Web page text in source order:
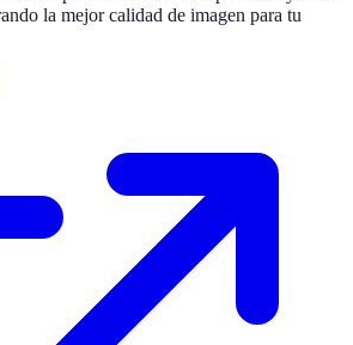
la mejor calidad de imagen para tu